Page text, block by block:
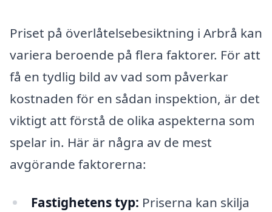
Priset på överlåtelsebesiktning i Arbrå kan
variera beroende på flera faktorer. För att
få en tydlig bild av vad som påverkar
kostnaden för en sådan inspektion, är det
viktigt att förstå de olika aspekterna som
spelar in. Här är några av de mest
avgörande faktorerna:
Fastighetens typ: Priserna kan skilja